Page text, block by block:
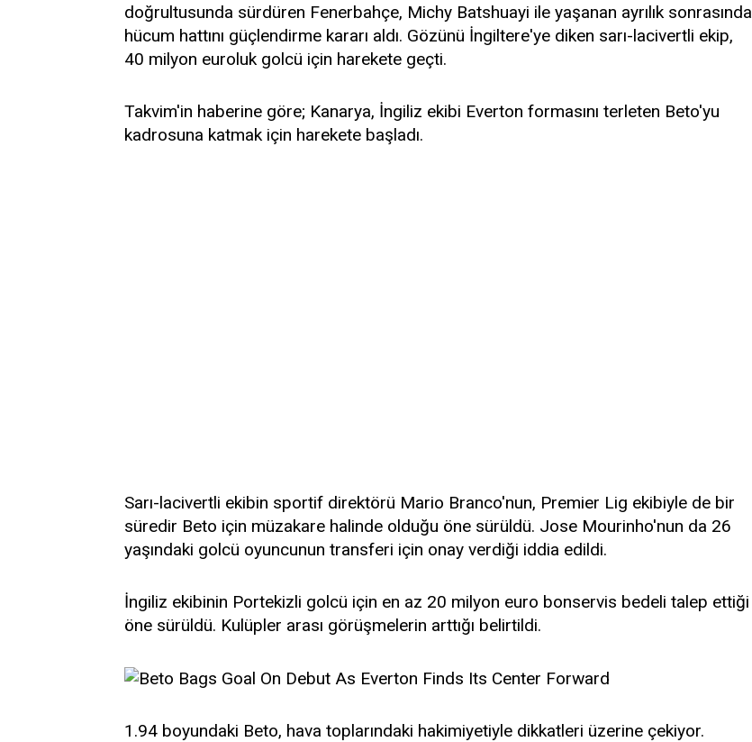
doğrultusunda sürdüren Fenerbahçe, Michy Batshuayi ile yaşanan ayrılık sonrasında
hücum hattını güçlendirme kararı aldı. Gözünü İngiltere'ye diken sarı-lacivertli ekip,
40 milyon euroluk golcü için harekete geçti.
Takvim'in haberine göre; Kanarya, İngiliz ekibi Everton formasını terleten Beto'yu
kadrosuna katmak için harekete başladı.
Sarı-lacivertli ekibin sportif direktörü Mario Branco'nun, Premier Lig ekibiyle de bir
süredir Beto için müzakare halinde olduğu öne sürüldü. Jose Mourinho'nun da 26
yaşındaki golcü oyuncunun transferi için onay verdiği iddia edildi.
İngiliz ekibinin Portekizli golcü için en az 20 milyon euro bonservis bedeli talep ettiği
öne sürüldü. Kulüpler arası görüşmelerin arttığı belirtildi.
1.94 boyundaki Beto, hava toplarındaki hakimiyetiyle dikkatleri üzerine çekiyor.